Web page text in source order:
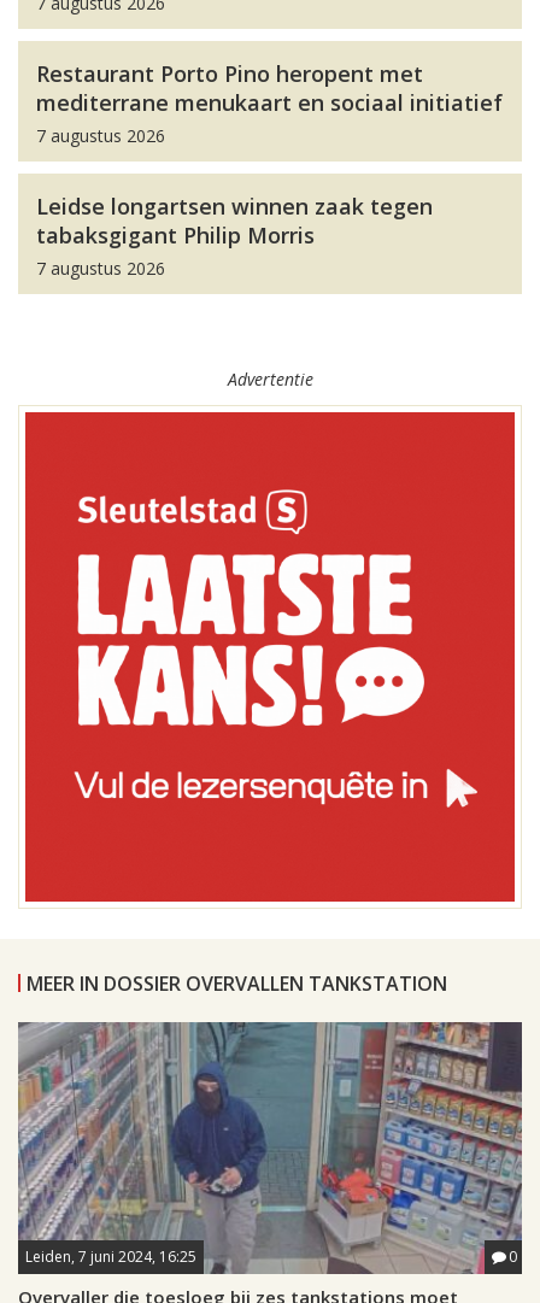
Restaurant Porto Pino heropent met
mediterrane menukaart en sociaal initiatief
7 augustus 2026
Leidse longartsen winnen zaak tegen
tabaksgigant Philip Morris
7 augustus 2026
Advertentie
MEER IN DOSSIER OVERVALLEN TANKSTATION
Leiden, 7 juni 2024, 16:25 0
Overvaller die toesloeg bij zes tankstations moet